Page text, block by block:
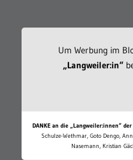
Um Werbung im
„Langweiler:in“
DANKE an die „Langweiler:innen“
Schulze-Wethmar, Goto Dengo,
Nasemann, Kristian